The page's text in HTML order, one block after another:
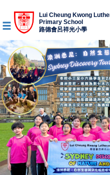
Lui Cheung Kwong
Primary School
路德會呂祥光小學